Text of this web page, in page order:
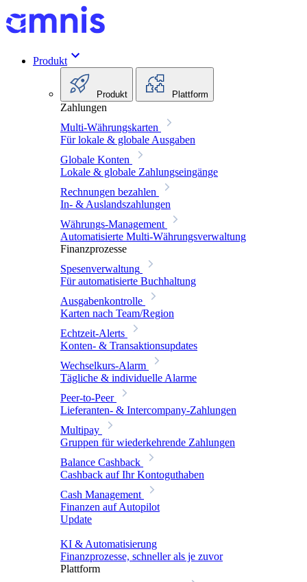
Produkt
Produkt Plattform
Zahlungen
Multi-Währungskarten
Für lokale & globale Ausgaben
Globale Konten
Lokale & globale Zahlungseingänge
Rechnungen bezahlen
In- & Auslandszahlungen
Währungs-Management
Automatisierte Multi-Währungsverwaltung
Finanzprozesse
Spesenverwaltung
Für automatisierte Buchhaltung
Ausgabenkontrolle
Karten nach Team/Region
Echtzeit-Alerts
Konten- & Transaktionsupdates
Wechselkurs-Alarm
Tägliche & individuelle Alarme
Peer-to-Peer
Lieferanten- & Intercompany-Zahlungen
Multipay
Gruppen für wiederkehrende Zahlungen
Balance Cashback
Cashback auf Ihr Kontoguthaben
Cash Management
Finanzen auf Autopilot
Update
KI & Automatisierung
Finanzprozesse, schneller als je zuvor
Plattform